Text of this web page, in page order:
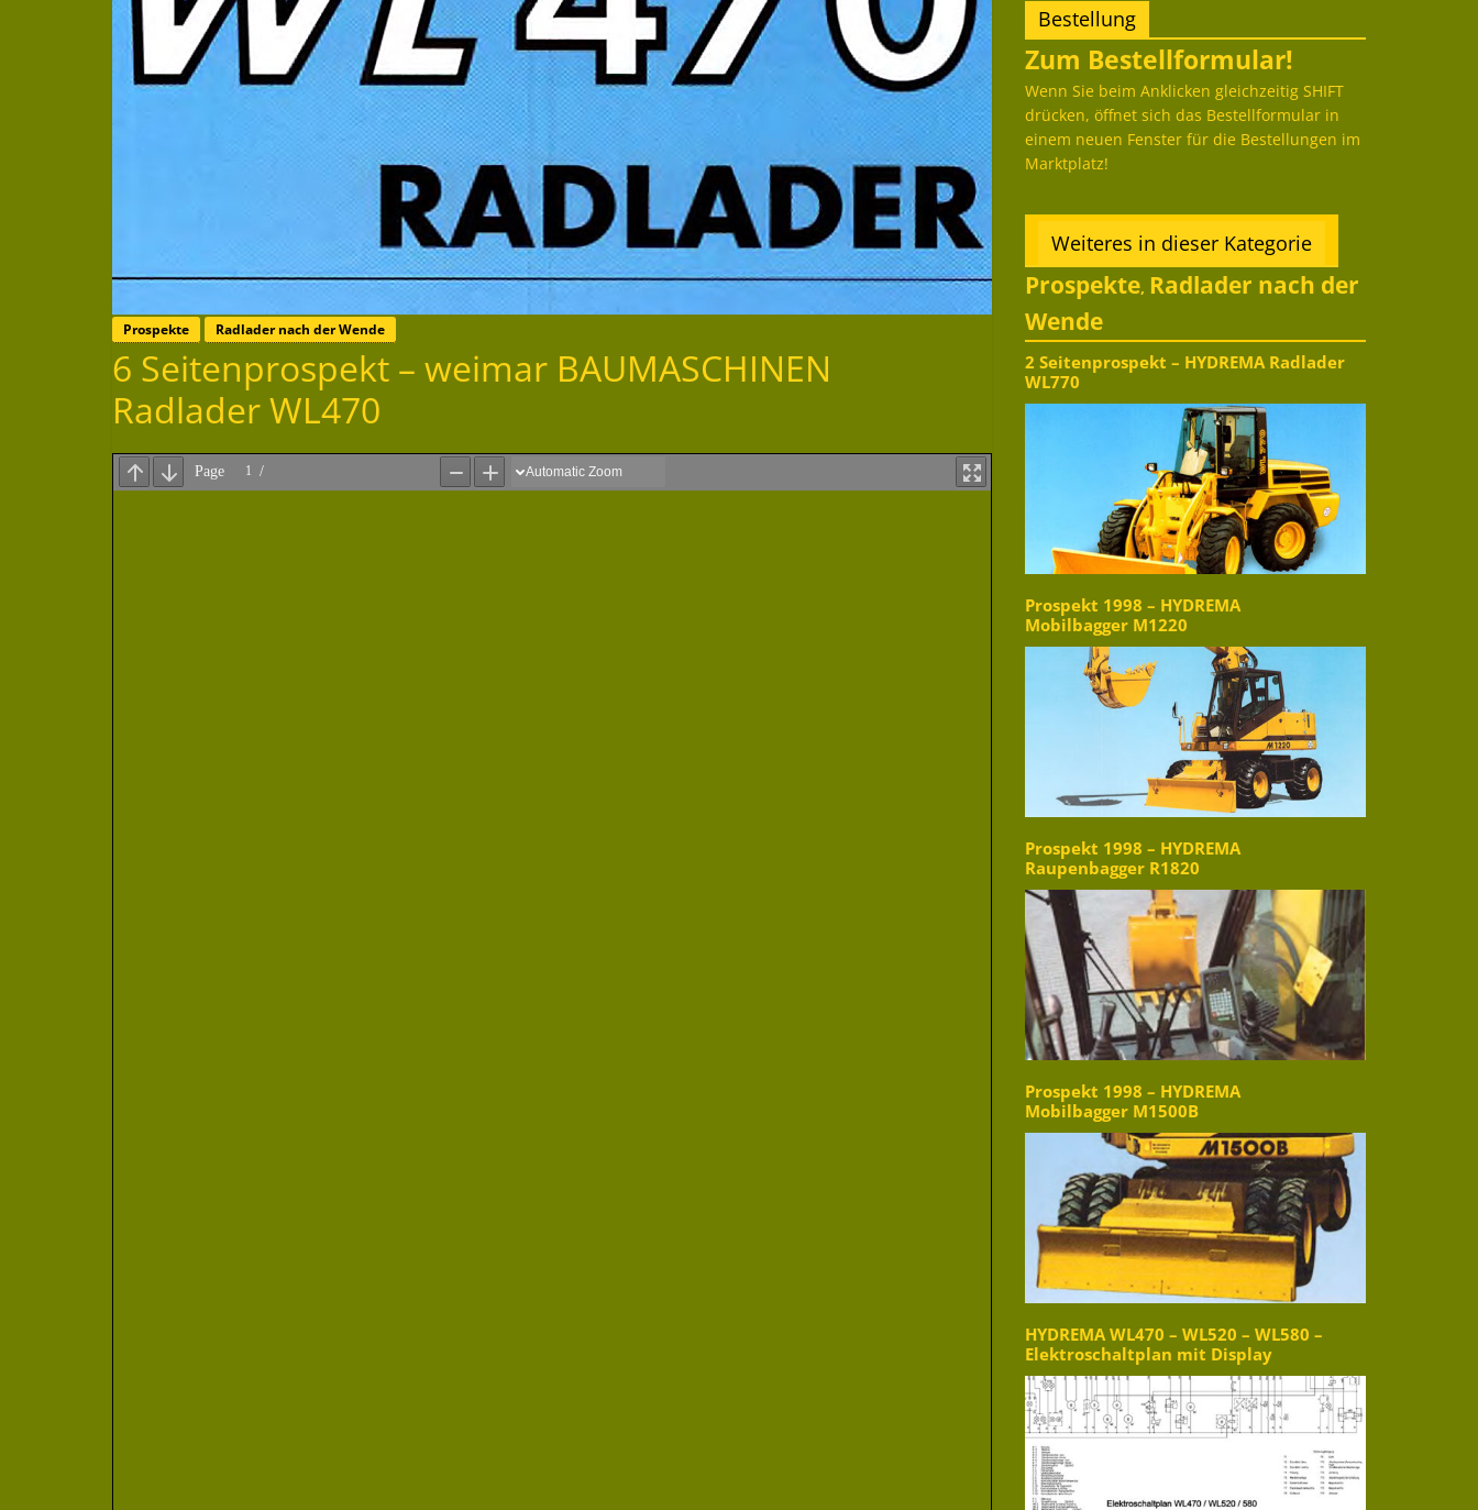
Prospekte Radlader nach der Wende
6 Seitenprospekt – weimar BAUMASCHINEN
Radlader WL470
Bestellung
Zum Bestellformular!
Wenn Sie beim Anklicken gleichzeitig SHIFT
drücken, öffnet sich das Bestellformular in
einem neuen Fenster für die Bestellungen im
Marktplatz!
Weiteres in dieser Kategorie
Prospekte, Radlader nach der
Wende
2 Seitenprospekt – HYDREMA Radlader
WL770
Prospekt 1998 – HYDREMA
Mobilbagger M1220
Prospekt 1998 – HYDREMA
Raupenbagger R1820
Prospekt 1998 – HYDREMA
Mobilbagger M1500B
HYDREMA WL470 – WL520 – WL580 –
Elektroschaltplan mit Display